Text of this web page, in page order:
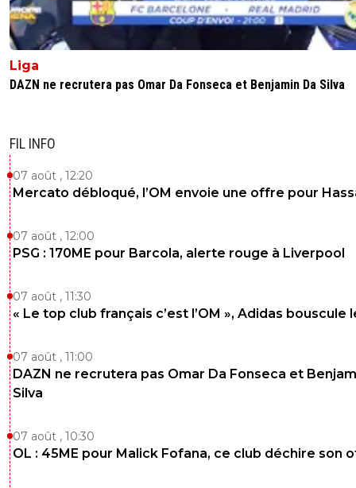
Liga
DAZN ne recrutera pas Omar Da Fonseca et Benjamin Da Silva
FIL INFO
07 août , 12:20
Mercato débloqué, l’OM envoie une offre pour
07 août , 12:00
PSG : 170ME pour Barcola, alerte rouge à Liverpool
07 août , 11:30
« Le top club français c’est l’OM », Adidas bouscule
07 août , 11:00
DAZN ne recrutera pas Omar Da Fonseca et
Silva
07 août , 10:30
OL : 45ME pour Malick Fofana, ce club déchire son